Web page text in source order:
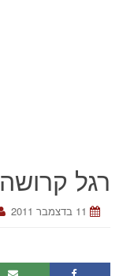
רגל קרושה
11 בדצמבר 2011